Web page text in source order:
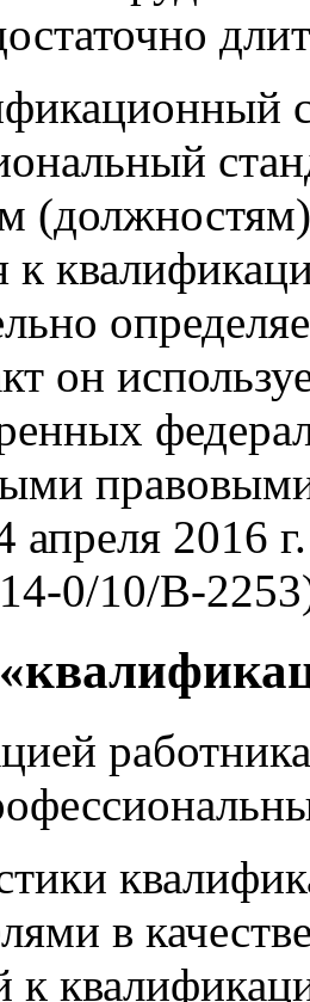
к
он
апреля
0/10/В-
в
к